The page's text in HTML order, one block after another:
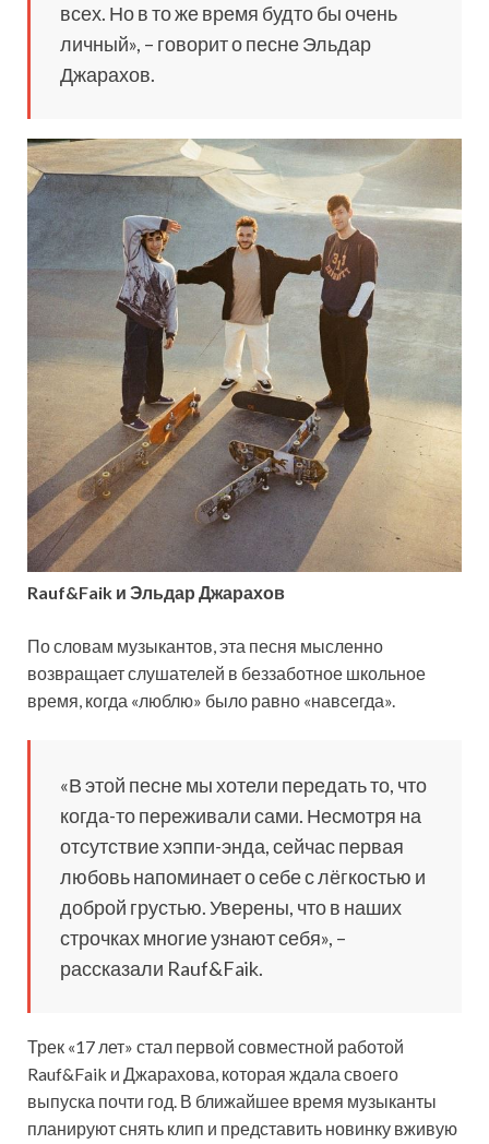
всех. Но в то же время будто бы очень
личный», – говорит о песне Эльдар
Джарахов.
Rauf&Faik и Эльдар Джарахов
По словам музыкантов, эта песня мысленно
возвращает слушателей в беззаботное школьное
время, когда «люблю» было равно «навсегда».
«В этой песне мы хотели передать то, что
когда-то переживали сами. Несмотря на
отсутствие хэппи-энда, сейчас первая
любовь напоминает о себе с лёгкостью и
доброй грустью. Уверены, что в наших
строчках многие узнают себя», –
рассказали Rauf&Faik.
Трек «17 лет» стал первой совместной работой
Rauf&Faik и Джарахова, которая ждала своего
выпуска почти год. В ближайшее время музыканты
планируют снять клип и представить новинку вживую